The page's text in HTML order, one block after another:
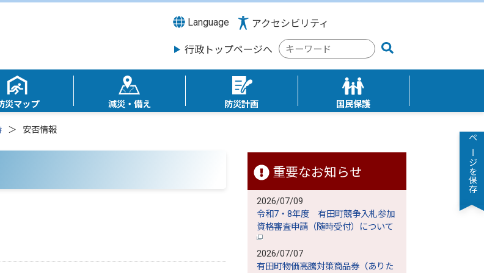
Language アクセシビリティ
行政トップページへ
検
索
キ
ー
災マップ 減災・備え 防災計画 国民保護
安否情報
重要なお知らせ
2026/07/09
令和7・8年度 有田町競争入札参加
資格審査申請（随時受付）について
2026/07/07
有田町物価高騰対策商品券（ありた
ページを保存